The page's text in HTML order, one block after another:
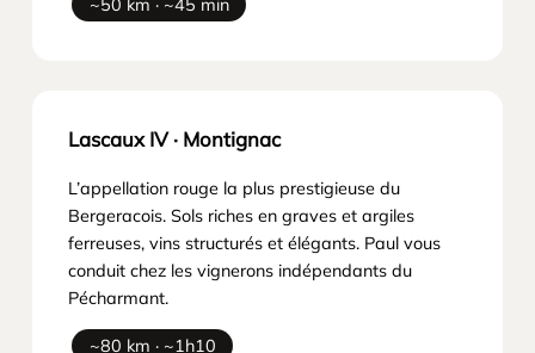
~50 km · ~45 min
Lascaux IV · Montignac
L’appellation rouge la plus prestigieuse du
Bergeracois. Sols riches en graves et argiles
ferreuses, vins structurés et élégants. Paul vous
conduit chez les vignerons indépendants du
Pécharmant.
~80 km · ~1h10